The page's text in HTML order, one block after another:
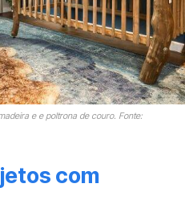
e e poltrona de couro. Fonte:
com